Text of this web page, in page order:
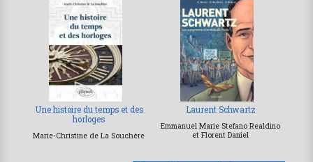
Une histoire du temps et des
horloges
Marie-Christine de La Souchère
Laurent Schwartz
Emmanuel Marie Stefano Realdino
et Florent Daniel